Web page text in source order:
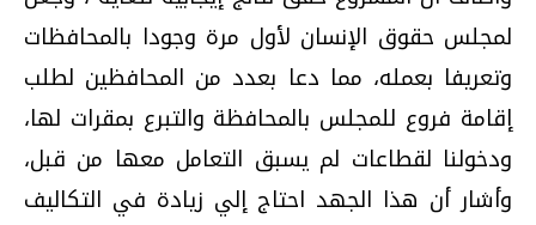
لمجلس حقوق الإنسان لأول مرة وجودا بالمحافظات
وتعريفا بعمله‏، مما دعا بعدد من المحافظين لطلب
إقامة فروع للمجلس بالمحافظة والتبرع بمقرات لها‏،
ودخولنا لقطاعات لم يسبق التعامل معها من قبل‏،‏
وأشار أن هذا الجهد احتاج إلي زيادة في التكاليف